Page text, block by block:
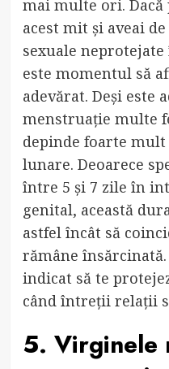
mai multe ori. Dacă
acest mit și aveai
sexuale
este momentul să
adevărat. Deși este
menstruație multe
depinde foarte
lunare. Deoarece
între 5 și 7 zile în
genital, această
astfel încât să
rămâne
indicat să te
când întreții relații
5. Virginele